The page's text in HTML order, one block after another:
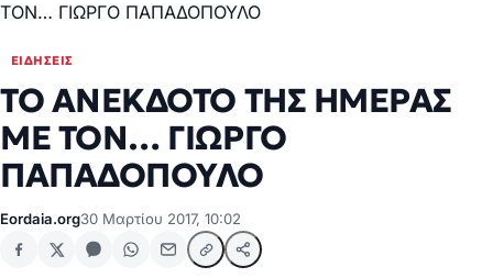
ΤΟΝ… ΓΙΩΡΓΟ ΠΑΠΑΔΟΠΟΥΛΟ
ΕΙΔΉΣΕΙΣ
ΤΟ ΑΝΕΚΔΟΤΟ ΤΗΣ ΗΜΕΡΑΣ
ΜΕ ΤΟΝ… ΓΙΩΡΓΟ
ΠΑΠΑΔΟΠΟΥΛΟ
Eordaia.org30 Μαρτίου 2017, 10:02